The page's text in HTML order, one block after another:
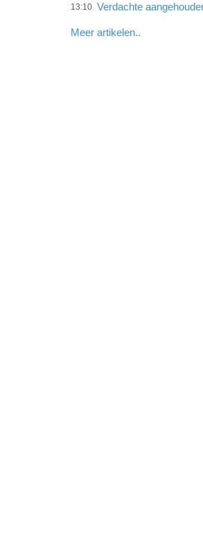
13:10 Verdachte
Meer artikelen..